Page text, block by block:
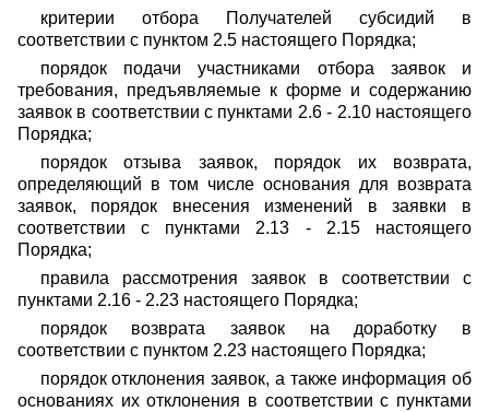
критерии отбора Получателей субсидий в
соответствии с пунктом 2.5 настоящего Порядка;
порядок подачи участниками отбора заявок и
требования, предъявляемые к форме и содержанию
заявок в соответствии с пунктами 2.6 - 2.10 настоящего
Порядка;
порядок отзыва заявок, порядок их возврата,
определяющий в том числе основания для возврата
заявок, порядок внесения изменений в заявки в
соответствии с пунктами 2.13 - 2.15 настоящего
Порядка;
правила рассмотрения заявок в соответствии с
пунктами 2.16 - 2.23 настоящего Порядка;
порядок возврата заявок на доработку в
соответствии с пунктом 2.23 настоящего Порядка;
порядок отклонения заявок, а также информация об
основаниях их отклонения в соответствии с пунктами